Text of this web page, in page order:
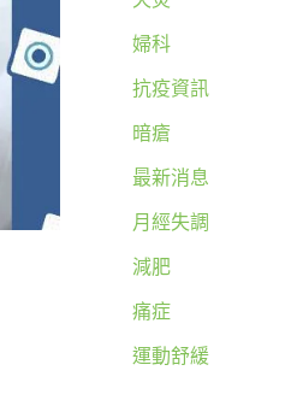
婦科
抗疫資訊
暗瘡
最新消息
月經失調
減肥
痛症
運動舒緩